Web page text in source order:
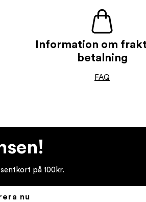
Information om
betalning
FAQ
på 100kr.
nu